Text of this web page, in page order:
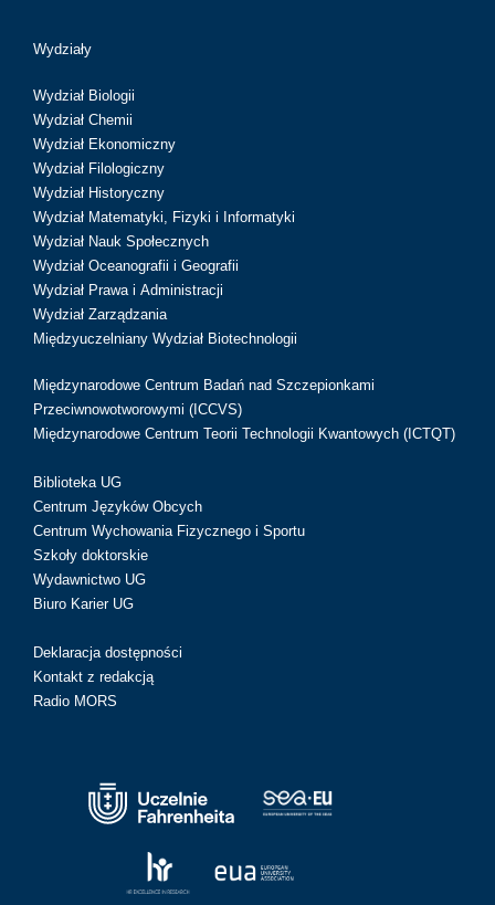
Wydziały
Wydział Biologii
Wydział Chemii
Wydział Ekonomiczny
Wydział Filologiczny
Wydział Historyczny
Wydział Matematyki, Fizyki i Informatyki
Wydział Nauk Społecznych
Wydział Oceanografii i Geografii
Wydział Prawa i Administracji
Wydział Zarządzania
Międzyuczelniany Wydział Biotechnologii
Międzynarodowe Centrum Badań nad Szczepionkami
Przeciwnowotworowymi (ICCVS)
Międzynarodowe Centrum Teorii Technologii Kwantowych (ICTQT)
Biblioteka UG
Centrum Języków Obcych
Centrum Wychowania Fizycznego i Sportu
Szkoły doktorskie
Wydawnictwo UG
Biuro Karier UG
Deklaracja dostępności
Kontakt z redakcją
Radio MORS